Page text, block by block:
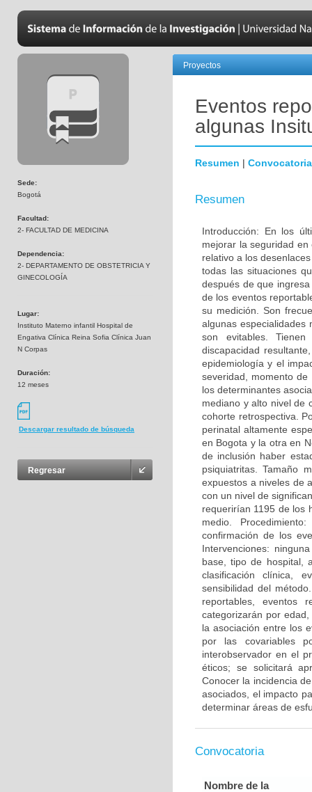
Sede:
Bogotá
Facultad:
2- FACULTAD DE MEDICINA
Dependencia:
2- DEPARTAMENTO DE OBSTETRICIA Y
GINECOLOGÍA
Lugar:
Instituto Materno infantil Hospital de
Engativa Clínica Reina Sofia Clínica Juan
N Corpas
Duración:
12 meses
Descargar resultado de búsqueda
Regresar
Proyectos
Eventos
algunas
Resumen | Convocatoria
Resumen
Introducción: En los
mejorar la seguridad
relativo a los
todas las situaciones
después de que
de los eventos
su medición. Son
algunas especialidades
son evitables.
discapacidad
epidemiología y el
severidad, momento
los determinantes
mediano y alto nivel de
cohorte retrospectiva.
perinatal altamente
en Bogota y la otra en
de inclusión haber
psiquiatritas. Tamaño
expuestos a niveles de
con un nivel de
requerirían 1195 de los
medio.
confirmación de los
Intervenciones:
base, tipo de hospital,
clasificación clínica,
sensibilidad del
reportables, eventos
categorizarán por
la asociación entre los
por las covariables
interobservador en el
éticos; se solicitará
Conocer la incidencia
asociados, el impacto
determinar áreas de
Convocatoria
Nombre de la